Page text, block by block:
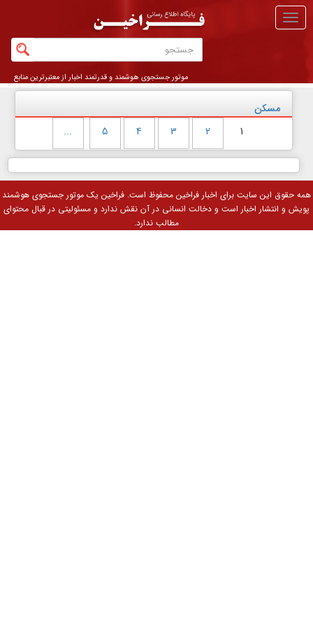
منو
اصلی
موتور جستجوی هوشمند و قدرتمند اخبار از معتبرترین منابع
خبری
مسکن
1
2
3
4
5
...
همه حقوق این سایت برای اخبار فراخین محفوظ است. فراخین یک موتور جستجوی هوشمند
پویش و انتشار اخبار است و دخالت انسانی در آن نقش ندارد و مسئولیتی در قبال محتوای
مطالب ندارد.